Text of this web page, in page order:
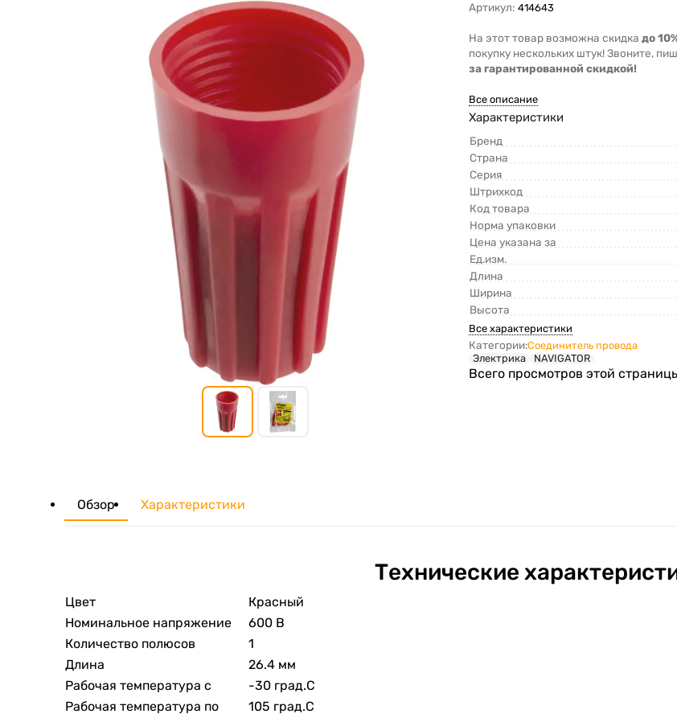
Артикул: 414643
На этот товар возможна скидкадо
покупку нескольких штук! Звоните,
за гарантированной скидкой!
Все описание
Характеристики
Бренд
Страна
Серия
Штрихкод
Код товара
Норма упаковки
Цена указана за
Ед.изм.
Длина
Ширина
Высота
Все характеристики
Категории:Соединитель провода
Электрика
NAVIGATOR
Всего просмотров этой
Обзор Характеристики
Технические
Цвет
Красный
Номинальное напряжение
600 В
Количество полюсов
1
Длина
26.4 мм
Рабочая температура с
-30 град.C
Рабочая температура по
105 град.C